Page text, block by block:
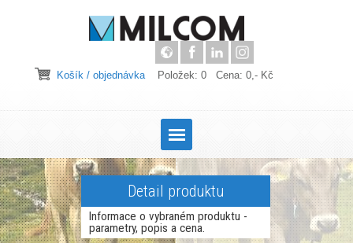
Košík / objednávkaPoložek: 0 Cena: 0,- Kč
Detail produktu
Informace o vybraném produktu -
parametry, popis a cena.